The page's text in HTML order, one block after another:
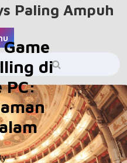
Paling Ampuh
di
PC: